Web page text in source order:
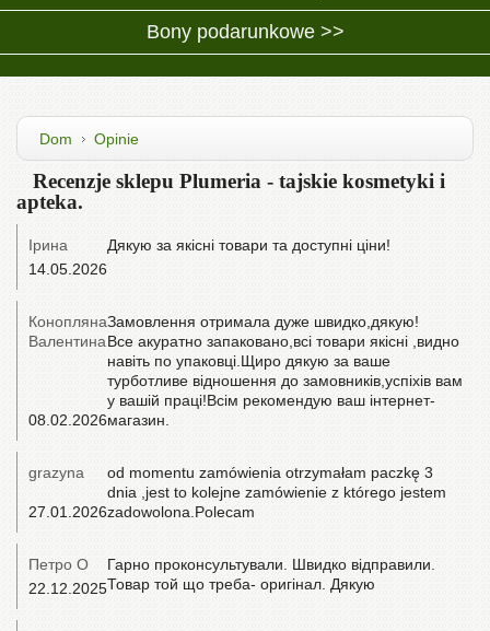
Bony podarunkowe >>
Dom Opinie
Recenzje sklepu Plumeria - tajskie kosmetyki i
apteka.
Ірина
14.05.2026
Дякую за якісні товари та доступні ціни!
Конопляна
Валентина
08.02.2026
Замовлення отримала дуже швидко,дякую!
Все акуратно запаковано,всі товари якісні ,видно
навіть по упаковці.Щиро дякую за ваше
турботливе відношення до замовників,успіхів вам
у вашій праці!Всім рекомендую ваш інтернет-
магазин.
grazyna
27.01.2026
od momentu zamówienia otrzymałam paczkę 3
dnia ,jest to kolejne zamówienie z którego jestem
zadowolona.Polecam
Петро О
22.12.2025
Гарно проконсультували. Швидко відправили.
Товар той що треба- оригінал. Дякую